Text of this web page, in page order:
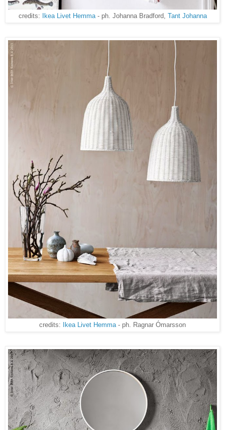
credits: Ikea Livet Hemma- ph. Johanna Bradford, Tant Johanna
credits: Ikea Livet Hemma- ph. Ragnar Ómarsson